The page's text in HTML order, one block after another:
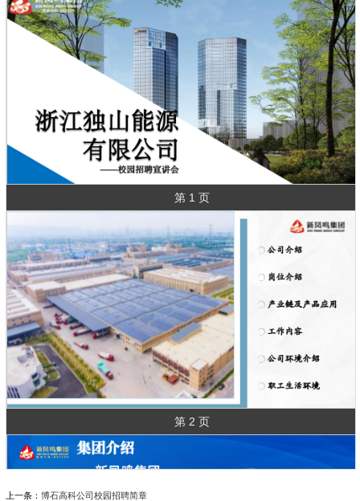
第 1 页
第 2 页
上一条： 博石高科公司校园招聘简章